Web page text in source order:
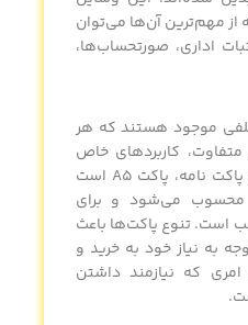
از مهم‌ترین آن‌ها می‌توان
اداری، صورتحساب‌ها،
موجود هستند که هر
کاربردهای خاص
خود را دارند. یکی از انواع پاکت نامه، پاکت A5 است
محسوب می‌شود و برای
است. تنوع پاکت‌ها باعث
به نیاز خود به خرید و
امری که نیازمند داشتن